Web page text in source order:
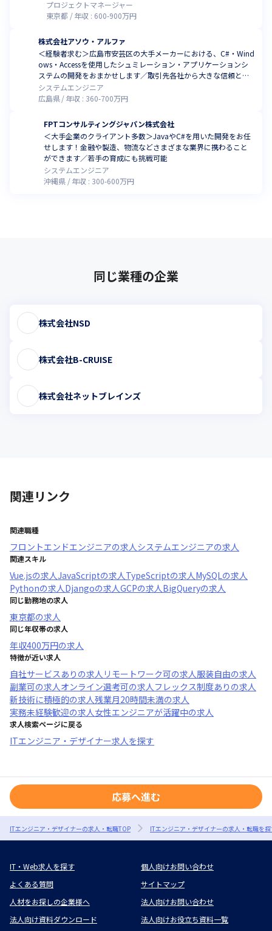
プロジェクトマネージャー
東京都
年収 : 600-900万円
株式会社アソウ・アルファ
＜経験者求む＞広島市安芸区の大手メーカーにおける、C#・Wind
ows・Accessを使用したシュミレーション・アプリケーションシ
ステムの開発をおまかせします／取引先各社から大きな信頼と高
い評価を得ています
システムエンジニア
広島県
年収 : 360-700万円
FPTコンサルティングジャパン株式会社
＜大手企業のクライアント多数＞JavaやC#を用いた開発をお任
せします！金融や製造、物流などさまざまな業界に携わること
ができます／若手の育成にも挑戦可能
システムエンジニア
沖縄県
年収 : 300-600万円
同じ業種の企業
株式会社NSD
株式会社B-CRUISE
株式会社ネットブレインズ
関連リンク
関連職種
フロントエンドエンジニアの求人システムエンジニアの求人
関連スキル
Vue.jsの求人JavaScriptの求人TypeScriptの求人MySQLの求人
Pythonの求人Djangoの求人GCPの求人BigQueryの求人
同じ勤務地の求人
東京都の求人
同じ年収帯の求人
年収400万円の求人
特徴が近い求人
自社サービスあり の求人 リモートワーク可の求人服装自由の求人
副業可の求人オンライン選考可の求人フレックス制度あり の求人
新技術に積極的の求人残業月20時間未満の求人
実務未経験歓迎の求人女性エンジニアが活躍中の求人
求人検索ページに戻る
ITエンジニア・デザイナー求人を探す
応募へ進む
ITエンジニア・デザイナーの求人・転職TOP ITエンジニア・デザイナーの求人・転職を
IT・Web求人を探す
個人向けお問い合わせ
よくある質問
サイトマップ
人材をお探しの企業様へ
法人向けお問い合わせ
法人向け資料ダウンロード
法人向けお役立ち資料一覧